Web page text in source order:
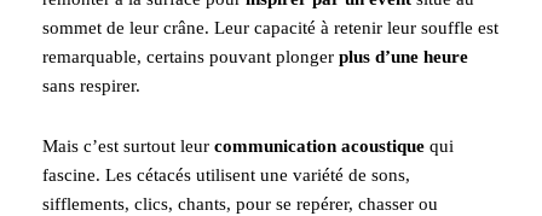
sommet de leur crâne. Leur capacité à retenir leur souffle est
remarquable, certains pouvant plonger plus d’une heure
sans respirer.
Mais c’est surtout leur communication acoustique qui
fascine. Les cétacés utilisent une variété de sons,
sifflements, clics, chants, pour se repérer, chasser ou